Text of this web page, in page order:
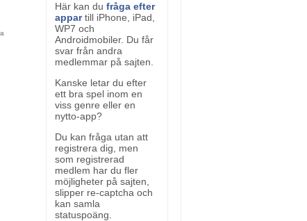
Här kan du fråga efter
appartill iPhone, iPad,
WP7 och
Androidmobiler. Du får
svar från andra
medlemmar på sajten.
Kanske letar du efter
ett bra spel inom en
viss genre eller en
nytto-app?
Du kan fråga utan att
registrera dig, men
som registrerad
medlem har du fler
möjligheter på sajten,
slipper re-captcha och
kan samla
statuspoäng.